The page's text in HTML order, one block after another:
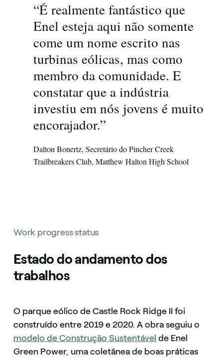
“É realmente fantástico que
Enel esteja aqui não somente
come um nome escrito nas
turbinas eólicas, mas como
membro da comunidade. E
constatar que a indústria
investiu em nós jovens é muito
encorajador.”
Dalton Bonertz, Secretário do Pincher Creek
Trailbreakers Club, Matthew Halton High School
Work progress status
Estado do andamento dos
trabalhos
O parque eólico de Castle Rock Ridge II foi
construído entre 2019 e 2020. A obra seguiu o
modelo de Construção Sustentável de Enel
Green Power, uma coletânea de boas práticas